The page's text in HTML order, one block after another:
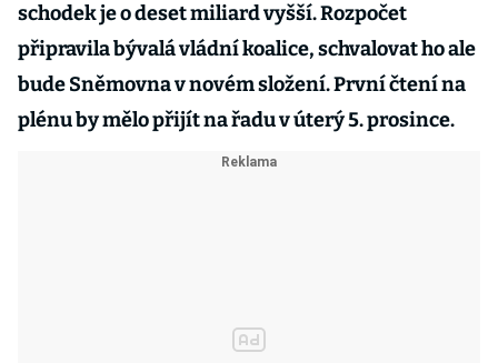
schodek je o deset miliard vyšší. Rozpočet
připravila bývalá vládní koalice, schvalovat ho ale
bude Sněmovna v novém složení. První čtení na
plénu by mělo přijít na řadu v úterý 5. prosince.